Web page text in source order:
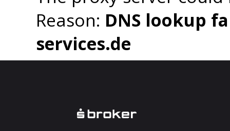
Reason: DNS lookup
services.de